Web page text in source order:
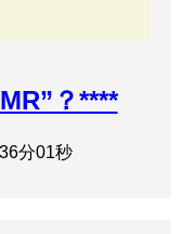
？****
分01秒